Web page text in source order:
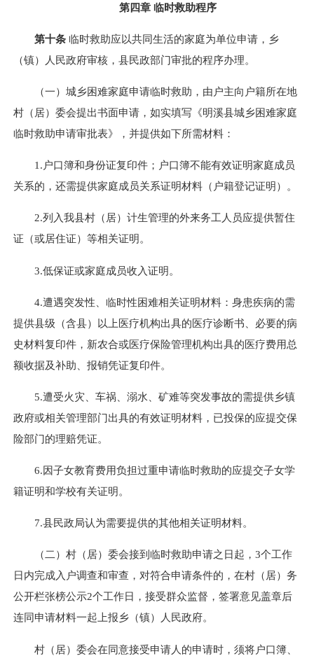
第四章 临时救助程序
第十条 临时救助应以共同生活的家庭为单位申请，乡
（镇）人民政府审核，县民政部门审批的程序办理。
（一）城乡困难家庭申请临时救助，由户主向户籍所在地
村（居）委会提出书面申请，如实填写《明溪县城乡困难家庭
临时救助申请审批表》，并提供如下所需材料：
1.户口簿和身份证复印件；户口簿不能有效证明家庭成员
关系的，还需提供家庭成员关系证明材料（户籍登记证明）。
2.列入我县村（居）计生管理的外来务工人员应提供暂住
证（或居住证）等相关证明。
3.低保证或家庭成员收入证明。
4.遭遇突发性、临时性困难相关证明材料：身患疾病的需
提供县级（含县）以上医疗机构出具的医疗诊断书、必要的病
史材料复印件，新农合或医疗保险管理机构出具的医疗费用总
额收据及补助、报销凭证复印件。
5.遭受火灾、车祸、溺水、矿难等突发事故的需提供乡镇
政府或相关管理部门出具的有效证明材料，已投保的应提交保
险部门的理赔凭证。
6.因子女教育费用负担过重申请临时救助的应提交子女学
籍证明和学校有关证明。
7.县民政局认为需要提供的其他相关证明材料。
（二）村（居）委会接到临时救助申请之日起，3个工作
日内完成入户调查和审查，对符合申请条件的，在村（居）务
公开栏张榜公示2个工作日，接受群众监督，签署意见盖章后
连同申请材料一起上报乡（镇）人民政府。
村（居）委会在同意接受申请人的申请时，须将户口簿、